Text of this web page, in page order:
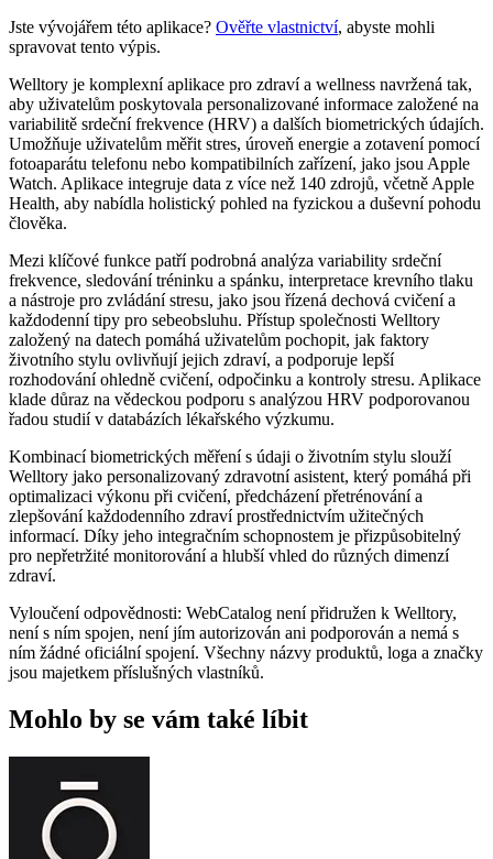
Jste vývojářem této aplikace? Ověřte vlastnictví, abyste mohli
spravovat tento výpis.
Welltory je komplexní aplikace pro zdraví a wellness navržená tak,
aby uživatelům poskytovala personalizované informace založené na
variabilitě srdeční frekvence (HRV) a dalších biometrických údajích.
Umožňuje uživatelům měřit stres, úroveň energie a zotavení pomocí
fotoaparátu telefonu nebo kompatibilních zařízení, jako jsou Apple
Watch. Aplikace integruje data z více než 140 zdrojů, včetně Apple
Health, aby nabídla holistický pohled na fyzickou a duševní pohodu
člověka.
Mezi klíčové funkce patří podrobná analýza variability srdeční
frekvence, sledování tréninku a spánku, interpretace krevního tlaku
a nástroje pro zvládání stresu, jako jsou řízená dechová cvičení a
každodenní tipy pro sebeobsluhu. Přístup společnosti Welltory
založený na datech pomáhá uživatelům pochopit, jak faktory
životního stylu ovlivňují jejich zdraví, a podporuje lepší
rozhodování ohledně cvičení, odpočinku a kontroly stresu. Aplikace
klade důraz na vědeckou podporu s analýzou HRV podporovanou
řadou studií v databázích lékařského výzkumu.
Kombinací biometrických měření s údaji o životním stylu slouží
Welltory jako personalizovaný zdravotní asistent, který pomáhá při
optimalizaci výkonu při cvičení, předcházení přetrénování a
zlepšování každodenního zdraví prostřednictvím užitečných
informací. Díky jeho integračním schopnostem je přizpůsobitelný
pro nepřetržité monitorování a hlubší vhled do různých dimenzí
zdraví.
Vyloučení odpovědnosti: WebCatalog není přidružen k Welltory,
není s ním spojen, není jím autorizován ani podporován a nemá s
ním žádné oficiální spojení. Všechny názvy produktů, loga a značky
jsou majetkem příslušných vlastníků.
Mohlo by se vám také líbit